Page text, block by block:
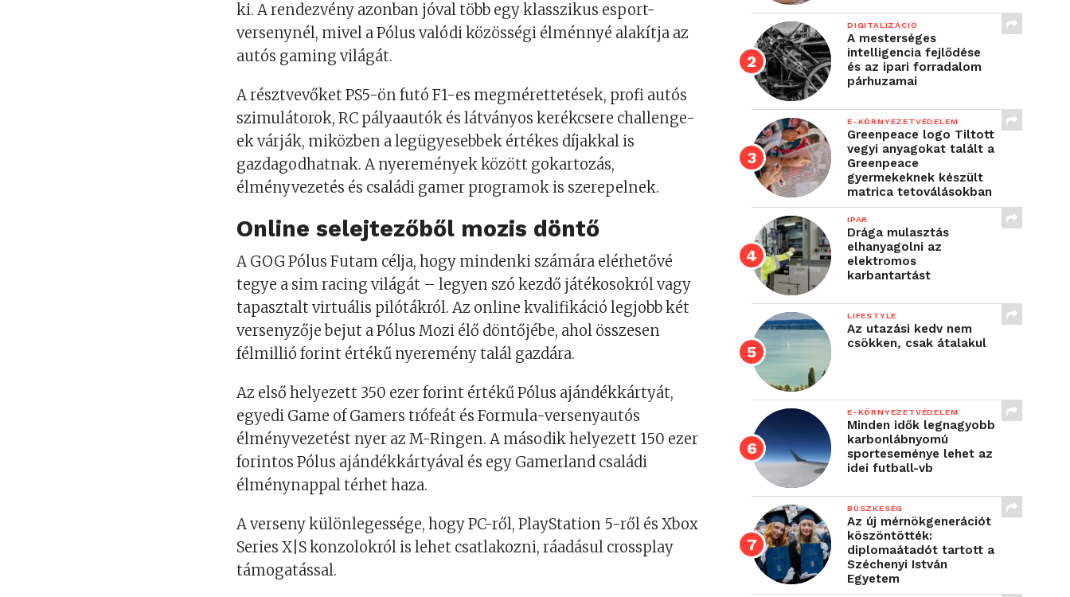
ki. A rendezvény azonban jóval több egy klasszikus esport-
versenynél, mivel a Pólus valódi közösségi élménnyé alakítja az
autós gaming világát.
A résztvevőket PS5-ön futó F1-es megmérettetések, profi autós
szimulátorok, RC pályaautók és látványos kerékcsere challenge-
ek várják, miközben a legügyesebbek értékes díjakkal is
gazdagodhatnak. A nyeremények között gokartozás,
élményvezetés és családi gamer programok is szerepelnek.
Online selejtezőből mozis döntő
A GOG Pólus Futam célja, hogy mindenki számára elérhetővé
tegye a sim racing világát – legyen szó kezdő játékosokról vagy
tapasztalt virtuális pilótákról. Az online kvalifikáció legjobb két
versenyzője bejut a Pólus Mozi élő döntőjébe, ahol összesen
félmillió forint értékű nyeremény talál gazdára.
Az első helyezett 350 ezer forint értékű Pólus ajándékkártyát,
egyedi Game of Gamers trófeát és Formula-versenyautós
élményvezetést nyer az M-Ringen. A második helyezett 150 ezer
forintos Pólus ajándékkártyával és egy Gamerland családi
élménynappal térhet haza.
A verseny különlegessége, hogy PC-ről, PlayStation 5-ről és Xbox
Series X|S konzolokról is lehet csatlakozni, ráadásul crossplay
támogatással.
DIGITALIZÁCIÓ
A mesterséges
intelligencia fejlődése
és az ipari forradalom
párhuzamai
E-KÖRNYEZETVÉDELEM
Greenpeace logo Tiltott
vegyi anyagokat talált a
Greenpeace
gyermekeknek készült
matrica tetoválásokban
IPAR
Drága mulasztás
elhanyagolni az
elektromos
karbantartást
LIFESTYLE
Az utazási kedv nem
csökken, csak átalakul
E-KÖRNYEZETVÉDELEM
Minden idők legnagyobb
karbonlábnyomú
sporteseménye lehet az
idei futball-vb
BÜSZKESÉG
Az új mérnökgenerációt
köszöntötték:
diplomaátadót tartott a
Széchenyi István
Egyetem